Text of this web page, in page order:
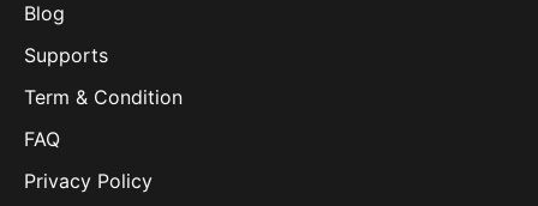
Blog
Supports
Term & Condition
FAQ
Privacy Policy